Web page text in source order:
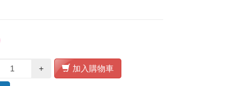
+ 加入購物車